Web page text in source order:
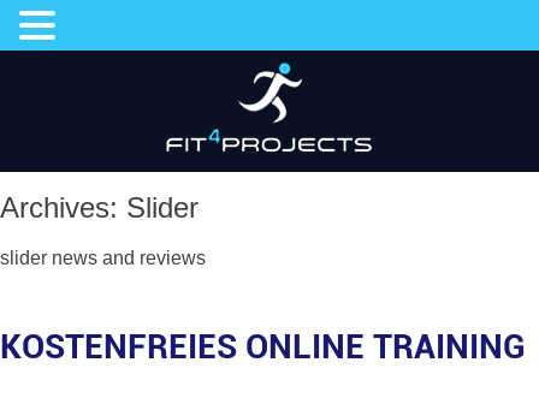
Archives: Slider
slider news and reviews
KOSTENFREIES ONLINE TRAINING